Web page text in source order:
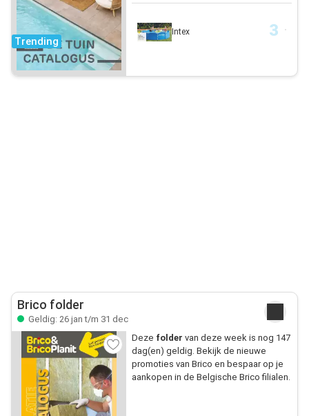
Trending
Intex
Brico folder
Geldig: 26 jan t/m 31 dec
Deze folder van deze week is nog 147
dag(en) geldig. Bekijk de nieuwe
promoties van Brico en bespaar op je
aankopen in de Belgische Brico filialen.